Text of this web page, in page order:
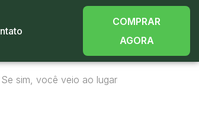
COMPRAR
AGORA
sim, você veio ao lugar